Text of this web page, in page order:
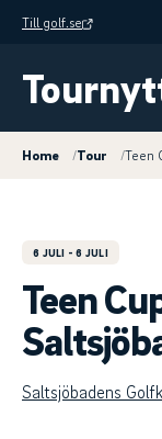
Till golf.se
Home /Tour /Teen
6 JULI - 6 JULI
Teen
Saltsjöbadens